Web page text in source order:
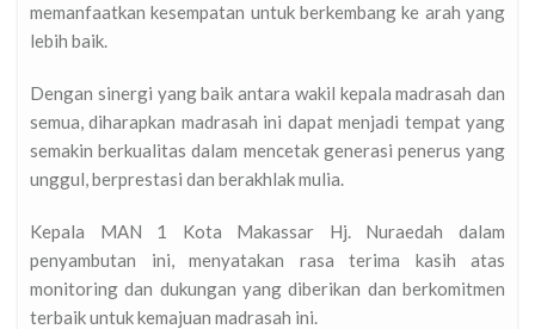
memanfaatkan kesempatan untuk berkembang ke arah yang
lebih baik.
Dengan sinergi yang baik antara wakil kepala madrasah dan
semua, diharapkan madrasah ini dapat menjadi tempat yang
semakin berkualitas dalam mencetak generasi penerus yang
unggul, berprestasi dan berakhlak mulia.
Kepala MAN 1 Kota Makassar Hj. Nuraedah dalam
penyambutan ini, menyatakan rasa terima kasih atas
monitoring dan dukungan yang diberikan dan berkomitmen
terbaik untuk kemajuan madrasah ini.